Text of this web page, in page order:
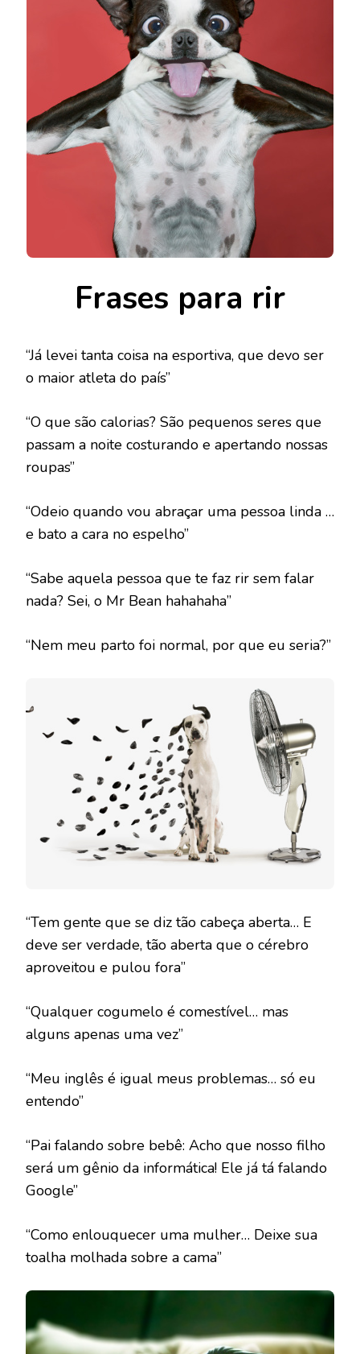
Frases para rir
“Já levei tanta coisa na esportiva, que devo ser
o maior atleta do país”
“O que são calorias? São pequenos seres que
passam a noite costurando e apertando nossas
roupas”
“Odeio quando vou abraçar uma pessoa linda …
e bato a cara no espelho”
“Sabe aquela pessoa que te faz rir sem falar
nada? Sei, o Mr Bean hahahaha”
“Nem meu parto foi normal, por que eu seria?”
“Tem gente que se diz tão cabeça aberta… E
deve ser verdade, tão aberta que o cérebro
aproveitou e pulou fora”
“Qualquer cogumelo é comestível… mas
alguns apenas uma vez”
“Meu inglês é igual meus problemas… só eu
entendo”
“Pai falando sobre bebê: Acho que nosso filho
será um gênio da informática! Ele já tá falando
Google”
“Como enlouquecer uma mulher… Deixe sua
toalha molhada sobre a cama”